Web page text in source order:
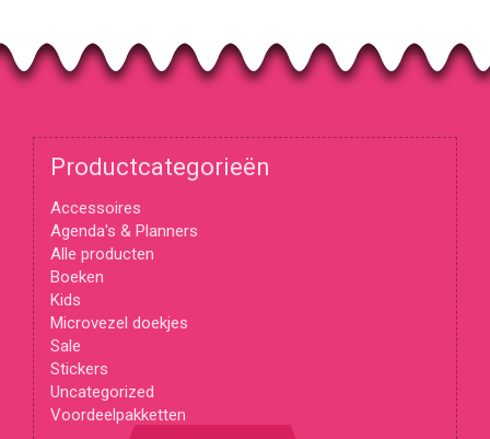
Productcategorieën
Accessoires
Agenda's & Planners
Alle producten
Boeken
Kids
Microvezel doekjes
Sale
Stickers
Uncategorized
Voordeelpakketten